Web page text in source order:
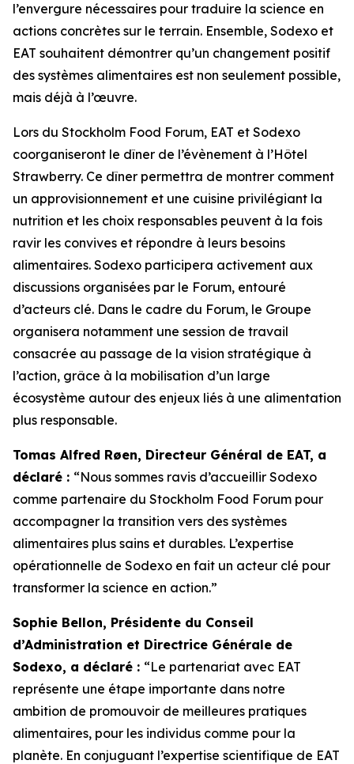
l’envergure nécessaires pour traduire la science en
actions concrètes sur le terrain. Ensemble, Sodexo et
EAT souhaitent démontrer qu’un changement positif
des systèmes alimentaires est non seulement possible,
mais déjà à l’œuvre.
Lors du Stockholm Food Forum, EAT et Sodexo
coorganiseront le dîner de l’évènement à l’Hôtel
Strawberry. Ce dîner permettra de montrer comment
un approvisionnement et une cuisine privilégiant la
nutrition et les choix responsables peuvent à la fois
ravir les convives et répondre à leurs besoins
alimentaires. Sodexo participera activement aux
discussions organisées par le Forum, entouré
d’acteurs clé. Dans le cadre du Forum, le Groupe
organisera notamment une session de travail
consacrée au passage de la vision stratégique à
l’action, grâce à la mobilisation d’un large
écosystème autour des enjeux liés à une alimentation
plus responsable.
Tomas Alfred Røen, Directeur Général de EAT, a
déclaré : “Nous sommes ravis d’accueillir Sodexo
comme partenaire du Stockholm Food Forum pour
accompagner la transition vers des systèmes
alimentaires plus sains et durables. L’expertise
opérationnelle de Sodexo en fait un acteur clé pour
transformer la science en action.”
Sophie Bellon, Présidente du Conseil
d’Administration et Directrice Générale de
Sodexo, a déclaré : “Le partenariat avec EAT
représente une étape importante dans notre
ambition de promouvoir de meilleures pratiques
alimentaires, pour les individus comme pour la
planète. En conjuguant l’expertise scientifique de EAT